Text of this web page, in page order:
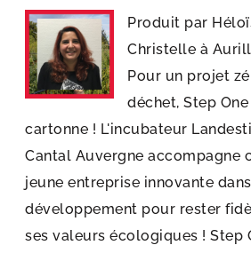
Produit par
Christelle à
Pour un projet
déchet, Step One
cartonne ! L'incubateur
Cantal Auvergne accompagne
jeune entreprise innovante
développement pour rester
ses valeurs écologiques ! Step